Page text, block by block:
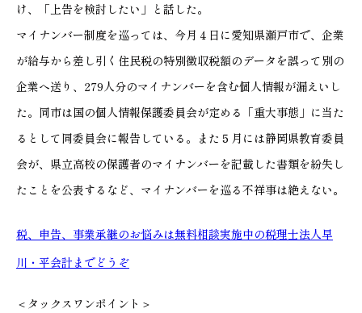
け、「上告を検討したい」と話した。
マイナンバー制度を巡っては、今月４日に愛知県瀬戸市で、企業
が給与から差し引く住民税の特別徴収税額のデータを誤って別の
企業へ送り、279人分のマイナンバーを含む個人情報が漏えいし
た。同市は国の個人情報保護委員会が定める「重大事態」に当た
るとして同委員会に報告している。また５月には静岡県教育委員
会が、県立高校の保護者のマイナンバーを記載した書類を紛失し
たことを公表するなど、マイナンバーを巡る不祥事は絶えない。
税、申告、事業承継のお悩みは無料相談実施中の税理士法人早
川・平会計までどうぞ
＜タックスワンポイント＞